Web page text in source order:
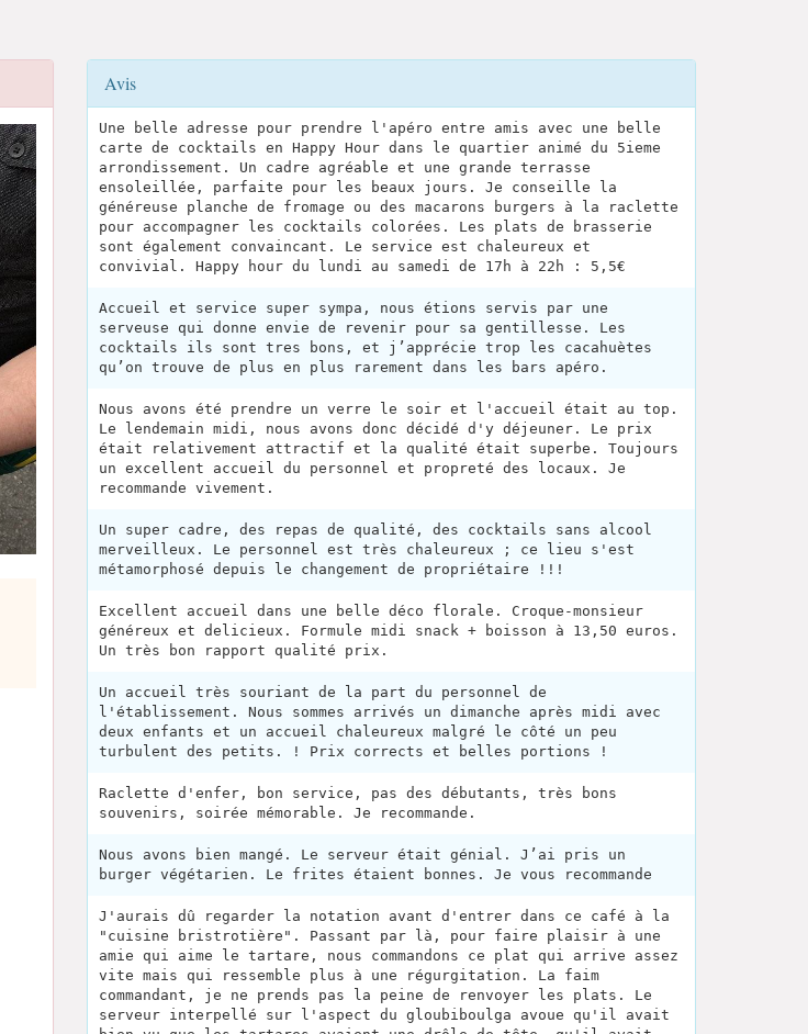
Avis
Une belle adresse pour prendre l'apéro entre amis avec une belle
carte de cocktails en Happy Hour dans le quartier animé du 5ieme
arrondissement. Un cadre agréable et une grande terrasse
ensoleillée, parfaite pour les beaux jours. Je conseille la
généreuse planche de fromage ou des macarons burgers à la raclette
pour accompagner les cocktails colorées. Les plats de brasserie
sont également convaincant. Le service est chaleureux et
convivial. Happy hour du lundi au samedi de 17h à 22h : 5,5€
Accueil et service super sympa, nous étions servis par une
serveuse qui donne envie de revenir pour sa gentillesse. Les
cocktails ils sont tres bons, et j’apprécie trop les cacahuètes
qu’on trouve de plus en plus rarement dans les bars apéro.
Nous avons été prendre un verre le soir et l'accueil était au top.
Le lendemain midi, nous avons donc décidé d'y déjeuner. Le prix
était relativement attractif et la qualité était superbe. Toujours
un excellent accueil du personnel et propreté des locaux. Je
recommande vivement.
Un super cadre, des repas de qualité, des cocktails sans alcool
merveilleux. Le personnel est très chaleureux ; ce lieu s'est
métamorphosé depuis le changement de propriétaire !!!
Excellent accueil dans une belle déco florale. Croque-monsieur
généreux et delicieux. Formule midi snack + boisson à 13,50 euros.
Un très bon rapport qualité prix.
Un accueil très souriant de la part du personnel de
l'établissement. Nous sommes arrivés un dimanche après midi avec
deux enfants et un accueil chaleureux malgré le côté un peu
turbulent des petits. ! Prix corrects et belles portions !
Raclette d'enfer, bon service, pas des débutants, très bons
souvenirs, soirée mémorable. Je recommande.
Nous avons bien mangé. Le serveur était génial. J’ai pris un
burger végétarien. Le frites étaient bonnes. Je vous recommande
J'aurais dû regarder la notation avant d'entrer dans ce café à la
"cuisine bristrotière". Passant par là, pour faire plaisir à une
amie qui aime le tartare, nous commandons ce plat qui arrive assez
vite mais qui ressemble plus à une régurgitation. La faim
commandant, je ne prends pas la peine de renvoyer les plats. Le
serveur interpellé sur l'aspect du gloubiboulga avoue qu'il avait